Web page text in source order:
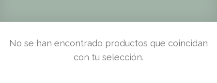
No se han encontrado productos que coincidan
con tu selección.